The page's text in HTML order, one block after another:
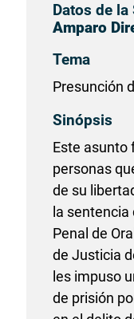
Datos de la
Amparo
Tema
Presunción
Sinópsis
Este asunto
personas
de su
la
Penal de
de Justicia
les impuso
de prisión